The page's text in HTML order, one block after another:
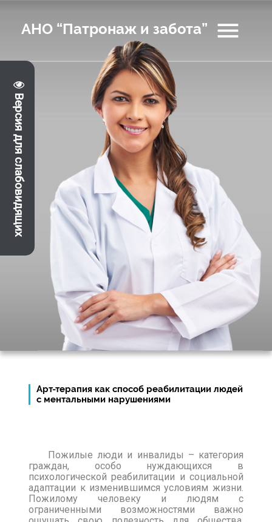
Версия для слабовидящих
menu
АНО “Патронаж и забота”
Арт-терапия как способ реабилитации людей
с ментальными нарушениями
Пожилые люди и инвалиды – категория
граждан, особо нуждающихся в
психологической реабилитации и социальной
адаптации к изменившимся условиям жизни.
Пожилому человеку и людям с
ограниченными возможностями важно